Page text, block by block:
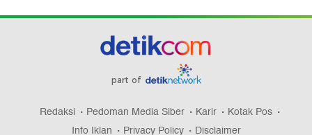
part of
Redaksi Pedoman Media Siber Karir
Kotak Pos
Info Iklan
Privacy Policy Disclaimer